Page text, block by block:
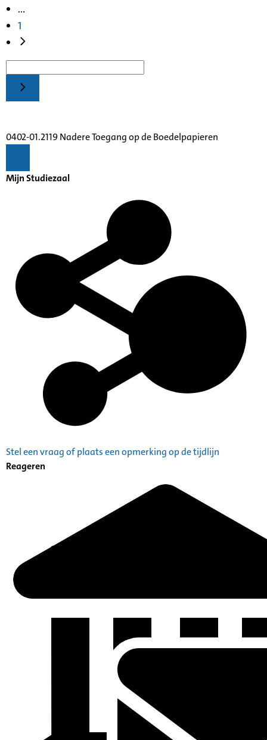
...
1
0402-01.2119 Nadere Toegang op de Boedelpapieren
Mijn Studiezaal
Stel een vraag of plaats een opmerking op de tijdlijn
Reageren